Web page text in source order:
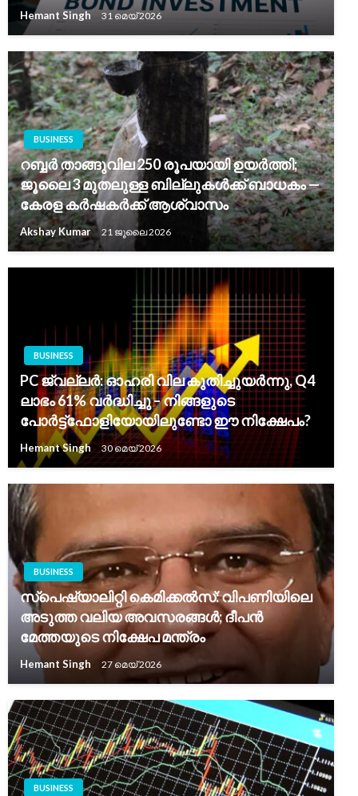
Hemant Singh 31 മെയ്‌ 2026
BUSINESS
റബ്ബർ താങ്ങുവില 250 രൂപയായി ഉയർത്തി;
ജൂലൈ 3 മുതലുള്ള ബില്ലുകൾക്ക് ബാധകം —
കേരള കർഷകർക്ക് ആശ്വാസം
Akshay Kumar 21 ജൂലൈ 2026
BUSINESS
PC ജ്വല്ലർ: ഓഹരി വില കുതിച്ചുയർന്നു, Q4
ലാഭം 61% വർദ്ധിച്ചു – നിങ്ങളുടെ
പോർട്ട്‌ഫോളിയോയിലുണ്ടോ ഈ നിക്ഷേപം?
Hemant Singh 30 മെയ്‌ 2026
BUSINESS
സ്പെഷ്യാലിറ്റി കെമിക്കൽസ്: വിപണിയിലെ
അടുത്ത വലിയ അവസരങ്ങൾ; ദീപൻ
മേത്തയുടെ നിക്ഷേപ മന്ത്രം
Hemant Singh 27 മെയ്‌ 2026
BUSINESS